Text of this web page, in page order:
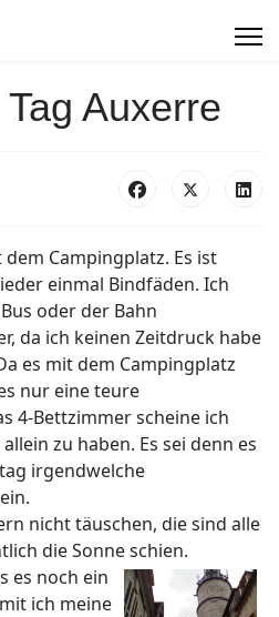
Auxerre
Campingplatz. Es ist
einmal Bindfäden. Ich
oder der Bahn
da ich keinen Zeitdruck habe
es mit dem Campingplatz
nur eine teure
4-Bettzimmer scheine ich
zu haben. Es sei denn es
irgendwelche
nicht täuschen, die sind alle
die Sonneschien.
es noch ein
ich meine